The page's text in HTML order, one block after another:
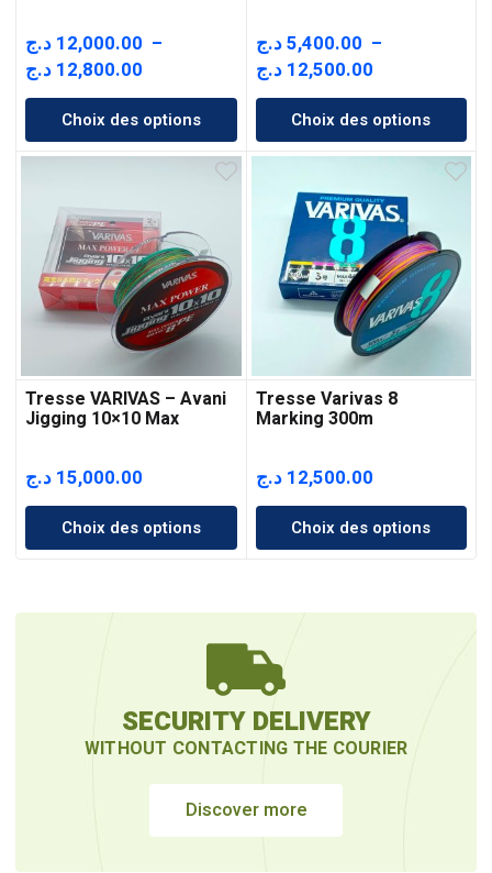
12,000.00 د.ج
–
12,800.00 د.ج
de
prix :
12,000.00 د.ج
Choix des options
5,400.00د.ج
–
12,500.00 د.ج
Plage
de
prix :
5,400.00 د.ج
Choix des options
Tresse VARIVAS – Avani
Jigging 10×10 Max
15,000.00 د.ج
Choix des options
Tresse Varivas 8
Marking 300m
12,500.00 د.ج
Choix des options
SECURITY DELIVERY
WITHOUT CONTACTING THE COURIER
Discover more